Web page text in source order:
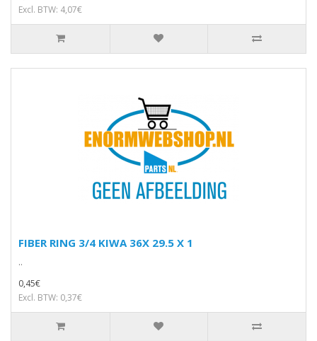
Excl. BTW: 4,07€
FIBER RING 3/4 KIWA 36X 29.5 X 1
..
0,45€
Excl. BTW: 0,37€